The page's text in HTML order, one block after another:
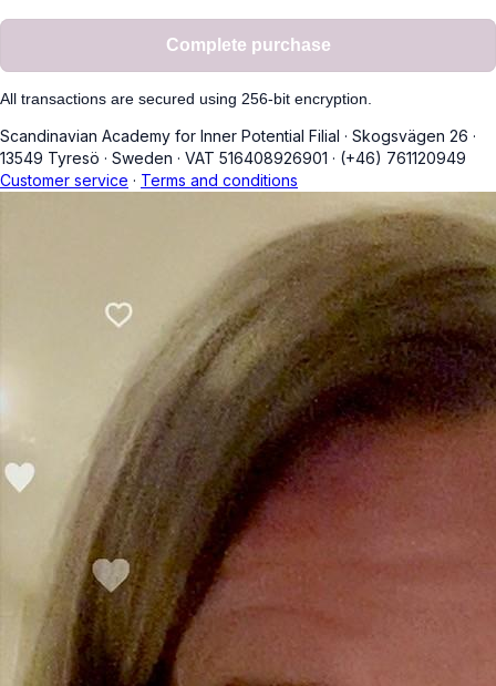
Complete purchase
All transactions are secured using 256-bit encryption.
Scandinavian Academy for Inner Potential Filial · Skogsvägen 26 ·
13549 Tyresö · Sweden · VAT 516408926901 · (+46) 761120949
Customer service · Terms and conditions